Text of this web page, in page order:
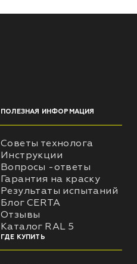
ПОЛЕЗНАЯ ИНФОРМАЦИЯ
Советы технолога
Инструкции
Вопросы -ответы
Гарантия на краску
Результаты испытаний
Блог CERTA
Отзывы
Каталог RAL 5
ГДЕ КУПИТЬ